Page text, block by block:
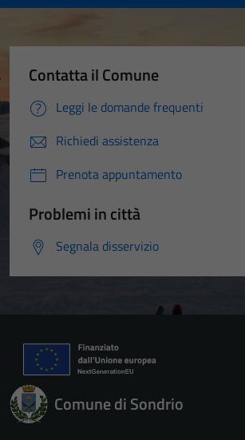
Contatta il Comune
Leggi le domande frequenti
Richiedi assistenza
Prenota appuntamento
Problemi in città
Segnala disservizio
Comune di Sondrio